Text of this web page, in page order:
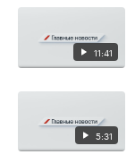
11:41
5:31